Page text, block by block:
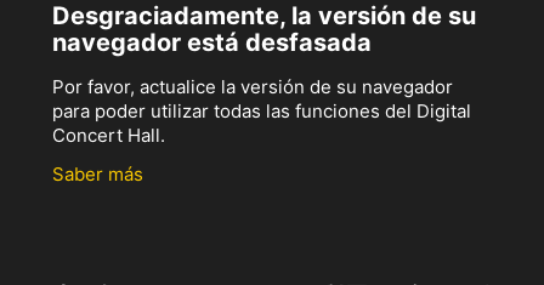
Desgraciadamente, la versión de su
navegador está desfasada
Por favor, actualice la versión de su navegador
para poder utilizar todas las funciones del Digital
Concert Hall.
Saber más